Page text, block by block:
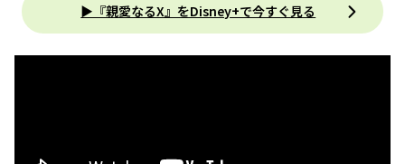
▶︎『親愛なるX』をDisney+で今すぐ見る